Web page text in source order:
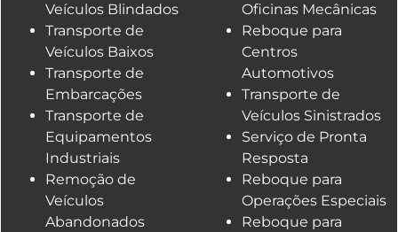
Veículos Blindados
Transporte de
Veículos Baixos
Transporte de
Embarcações
Transporte de
Equipamentos
Industriais
Remoção de
Veículos
Abandonados
Oficinas Mecânicas
Reboque para
Centros
Automotivos
Transporte de
Veículos Sinistrados
Serviço de Pronta
Resposta
Reboque para
Operações Especiais
Reboque para